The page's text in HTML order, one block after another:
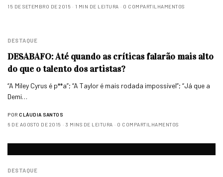
15 DE SETEMBRO DE 2015
1 MIN DE LEITURA 0 COMPARTILHAMENTOS
DESTAQUE
DESABAFO: Até quando as críticas falarão mais alto
do que o talento dos artistas?
“A Miley Cyrus é p**a”; “A Taylor é mais rodada impossível”; “Já que a
Demi…
POR CLÁUDIA SANTOS
6 DE AGOSTO DE 2015
3 MINS DE LEITURA 0 COMPARTILHAMENTOS
DESTAQUE